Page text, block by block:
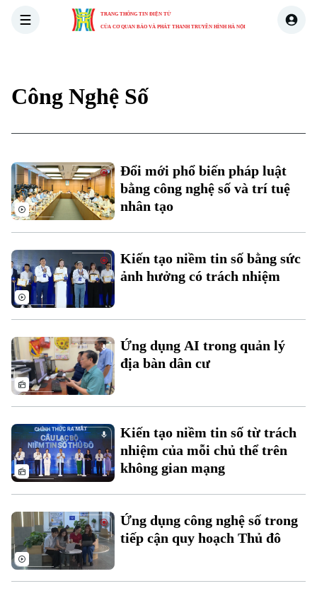
TRANG THÔNG TIN ĐIỆN TỬ
CỦA CƠ QUAN BÁO VÀ PHÁT THANH TRUYỀN HÌNH HÀ NỘI
Xu hướng
Công Nghệ Số
Đổi mới phổ biến pháp luật
bằng công nghệ số và trí tuệ
nhân tạo
Kiến tạo niềm tin số bằng sức
ảnh hưởng có trách nhiệm
Ứng dụng AI trong quản lý
địa bàn dân cư
Kiến tạo niềm tin số từ trách
nhiệm của mỗi chủ thể trên
không gian mạng
Ứng dụng công nghệ số trong
tiếp cận quy hoạch Thủ đô